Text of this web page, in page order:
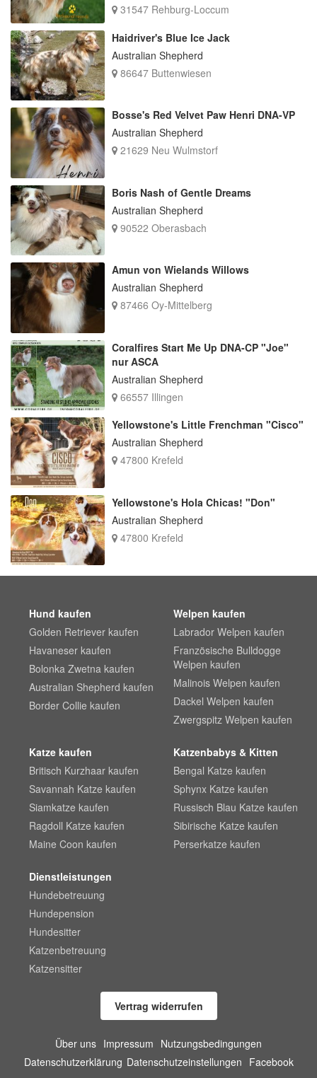
31547 Rehburg-Loccum
Haidriver's Blue Ice Jack
Australian Shepherd
86647 Buttenwiesen
Bosse's Red Velvet Paw Henri DNA-VP
Australian Shepherd
21629 Neu Wulmstorf
Boris Nash of Gentle Dreams
Australian Shepherd
90522 Oberasbach
Amun von Wielands Willows
Australian Shepherd
87466 Oy-Mittelberg
Coralfires Start Me Up DNA-CP "Joe"
nur ASCA
Australian Shepherd
66557 Illingen
Yellowstone's Little Frenchman "Cisco"
Australian Shepherd
47800 Krefeld
Yellowstone's Hola Chicas! "Don"
Australian Shepherd
47800 Krefeld
Hund kaufen
Golden Retriever kaufen
Havaneser kaufen
Bolonka Zwetna kaufen
Australian Shepherd kaufen
Border Collie kaufen
Welpen kaufen
Labrador Welpen kaufen
Französische Bulldogge
Welpen kaufen
Malinois Welpen kaufen
Dackel Welpen kaufen
Zwergspitz Welpen kaufen
Katze kaufen
Britisch Kurzhaar kaufen
Savannah Katze kaufen
Siamkatze kaufen
Ragdoll Katze kaufen
Maine Coon kaufen
Katzenbabys & Kitten
Bengal Katze kaufen
Sphynx Katze kaufen
Russisch Blau Katze kaufen
Sibirische Katze kaufen
Perserkatze kaufen
Dienstleistungen
Hundebetreuung
Hundepension
Hundesitter
Katzenbetreuung
Katzensitter
Vertrag widerrufen
Über uns Impressum Nutzungsbedingungen
Datenschutzerklärung Datenschutzeinstellungen Facebook